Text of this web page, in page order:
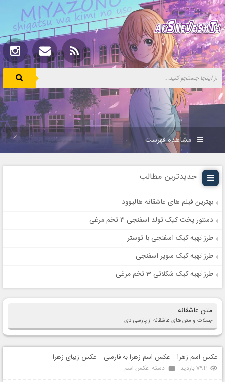
مشاهده فهرست
جدیدترین مطالب
بهترین فیلم های عاشقانه هالیوود
دستور پخت کیک تولد اسفنجی ۳ تخم مرغی
طرز تهیه کیک اسفنجی با توستر
طرز تهیه کیک سوپر اسفنجی
طرز تهیه کیک شکلاتی 3 تخم مرغی
متن عاشقانه
جملات و متن های عاشقانه از پارسی دی
عکس اسم زهرا – عکس اسم زهرا به فارسی – عکس زیبای زهرا
794 بازدید دسته: عکس اسم